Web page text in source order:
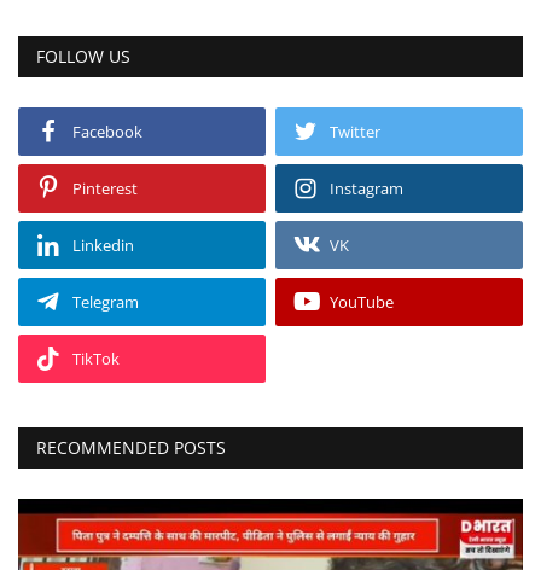
FOLLOW US
Facebook Twitter
Pinterest Instagram
Linkedin VK
Telegram YouTube
TikTok
RECOMMENDED POSTS